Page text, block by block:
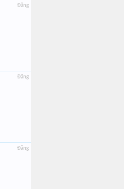
Đăng
Đăng
Đăng